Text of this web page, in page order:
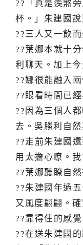
??「真是羨煞
杯。」朱建國說
??三人又一飲而
??葉娜本就十
利聊天。加上
??娜很能融入
??眼看時間已
??因為三個人
去。吳勝利自然
??走前朱建國
用太擔心瞭。我
??葉娜聽瞭自
??朱建國年過
又風度翩翩。
??靠得住的感
??在送朱建國